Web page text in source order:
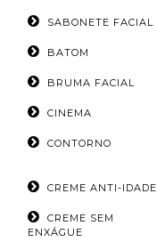
SABONETE FACIAL
BATOM
BRUMA FACIAL
CINEMA
CONTORNO
CREME ANTI-IDADE
CREME SEM
ENXÁGUE